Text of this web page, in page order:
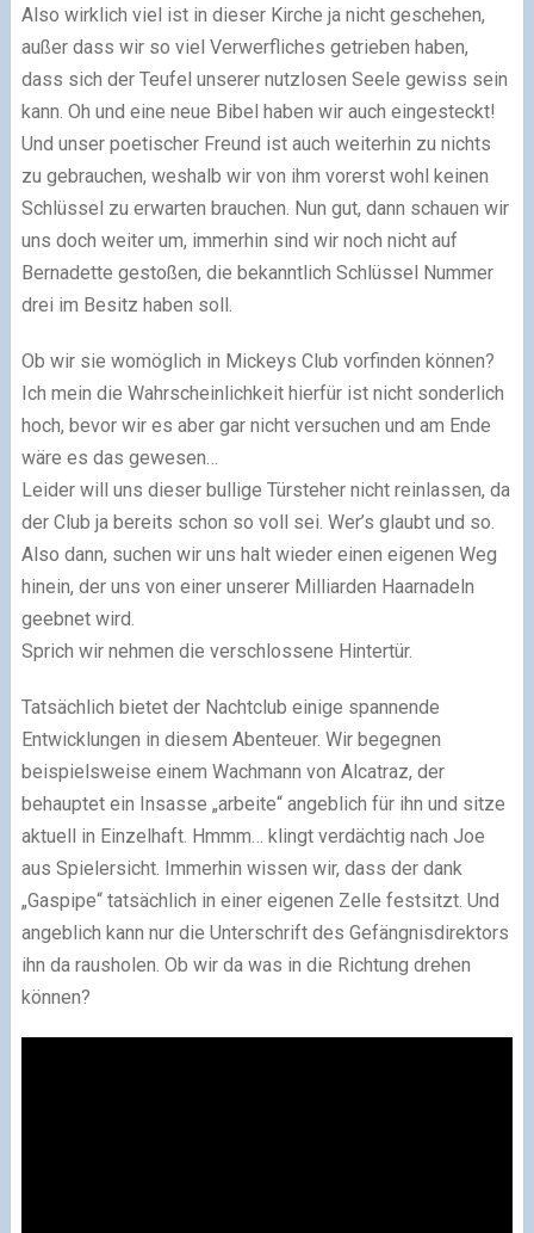
Also wirklich viel ist in dieser Kirche ja nicht geschehen,
außer dass wir so viel Verwerfliches getrieben haben,
dass sich der Teufel unserer nutzlosen Seele gewiss sein
kann. Oh und eine neue Bibel haben wir auch eingesteckt!
Und unser poetischer Freund ist auch weiterhin zu nichts
zu gebrauchen, weshalb wir von ihm vorerst wohl keinen
Schlüssel zu erwarten brauchen. Nun gut, dann schauen wir
uns doch weiter um, immerhin sind wir noch nicht auf
Bernadette gestoßen, die bekanntlich Schlüssel Nummer
drei im Besitz haben soll.
Ob wir sie womöglich in Mickeys Club vorfinden können?
Ich mein die Wahrscheinlichkeit hierfür ist nicht sonderlich
hoch, bevor wir es aber gar nicht versuchen und am Ende
wäre es das gewesen…
Leider will uns dieser bullige Türsteher nicht reinlassen, da
der Club ja bereits schon so voll sei. Wer’s glaubt und so.
Also dann, suchen wir uns halt wieder einen eigenen Weg
hinein, der uns von einer unserer Milliarden Haarnadeln
geebnet wird.
Sprich wir nehmen die verschlossene Hintertür.
Tatsächlich bietet der Nachtclub einige spannende
Entwicklungen in diesem Abenteuer. Wir begegnen
beispielsweise einem Wachmann von Alcatraz, der
behauptet ein Insasse „arbeite“ angeblich für ihn und sitze
aktuell in Einzelhaft. Hmmm… klingt verdächtig nach Joe
aus Spielersicht. Immerhin wissen wir, dass der dank
„Gaspipe“ tatsächlich in einer eigenen Zelle festsitzt. Und
angeblich kann nur die Unterschrift des Gefängnisdirektors
ihn da rausholen. Ob wir da was in die Richtung drehen
können?